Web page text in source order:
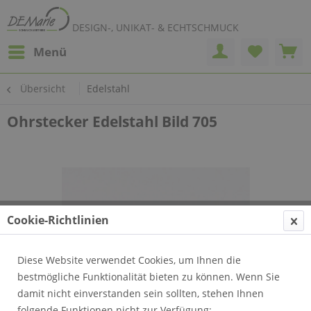
DESIGN-, UNIKAT- & ECHTSCHMUCK
Menü
Übersicht Edelstahl
Ohrstecker Edelstahl Bild 705
Cookie-Richtlinien
Diese Website verwendet Cookies, um Ihnen die
bestmögliche Funktionalität bieten zu können. Wenn Sie
damit nicht einverstanden sein sollten, stehen Ihnen